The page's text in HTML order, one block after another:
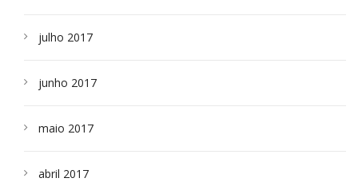
julho 2017
junho 2017
maio 2017
abril 2017